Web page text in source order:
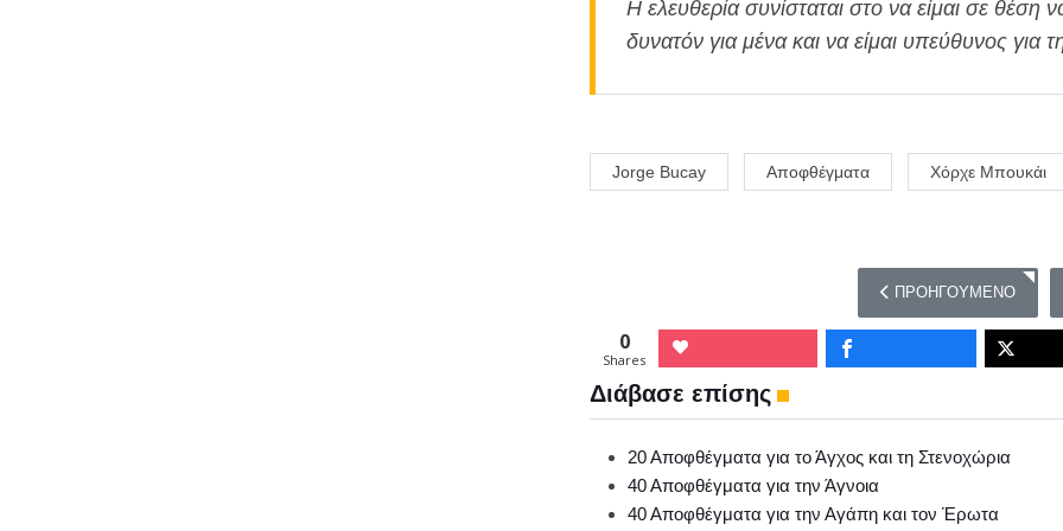
Η ελευθερία συνίσταται στο να είμαι σε θέση
δυνατόν για μένα και να είμαι υπεύθυνος για
Jorge Bucay Αποφθέγματα Χόρχε Μπουκάι
ΠΡΟΗΓΟΎΜΕΝΟ ΆΡΘΡΟ:
ΠΡΟΗΓΟΎΜΕΝΟ
0
Shares
Διάβασε επίσης
20 Αποφθέγματα για το Άγχος και τη Στενοχώρια
40 Αποφθέγματα για την Άγνοια
40 Αποφθέγματα για την Αγάπη και τον Έρωτα